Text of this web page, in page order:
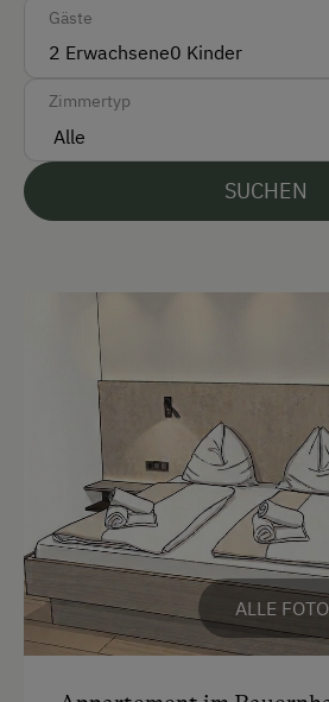
Barzahlung
EC-Karte / Bankomatkarte
Überweisung / SEPA
Deutsch
Englisch
Parken
E-Auto Ladestation
Kostenlose Parkplätze
Radunterstellmöglichkeit
Am Betrieb
Gäste
2 Erwachsene0 Kinder
Zimmertyp
SUCHEN
ALLE